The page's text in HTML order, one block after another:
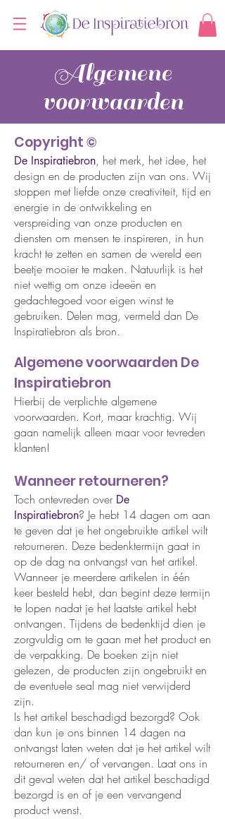
Algemene
voorwaarden
Copyright ©
De Inspiratiebron, het merk, het idee, het
design en de producten zijn van ons. Wij
stoppen met liefde onze creativiteit, tijd en
energie in de ontwikkeling en
verspreiding van onze producten en
diensten om mensen te inspireren, in hun
kracht te zetten en samen de wereld een
beetje mooier te maken. Natuurlijk is het
niet wettig om onze ideeën en
gedachtegoed voor eigen winst te
gebruiken. Delen mag, vermeld dan De
Inspiratiebron als bron.
Algemene voorwaarden De
Inspiratiebron
Hierbij de verplichte algemene
voorwaarden. Kort, maar krachtig. Wij
gaan namelijk alleen maar voor tevreden
klanten!
Wanneer retourneren?
Toch ontevreden over De
Inspiratiebron? Je hebt 14 dagen om aan
te geven dat je het ongebruikte artikel wilt
retourneren. Deze bedenktermijn gaat in
op de dag na ontvangst van het artikel.
Wanneer je meerdere artikelen in één
keer besteld hebt, dan begint deze termijn
te lopen nadat je het laatste artikel hebt
ontvangen. Tijdens de bedenktijd dien je
zorgvuldig om te gaan met het product en
de verpakking. De boeken zijn niet
gelezen, de producten zijn ongebruikt en
de eventuele seal mag niet verwijderd
zijn.
Is het artikel beschadigd bezorgd? Ook
dan kun je ons binnen 14 dagen na
ontvangst laten weten dat je het artikel wilt
retourneren en/ of vervangen. Laat ons in
dit geval weten dat het artikel beschadigd
bezorgd is en of je een vervangend
product wenst.